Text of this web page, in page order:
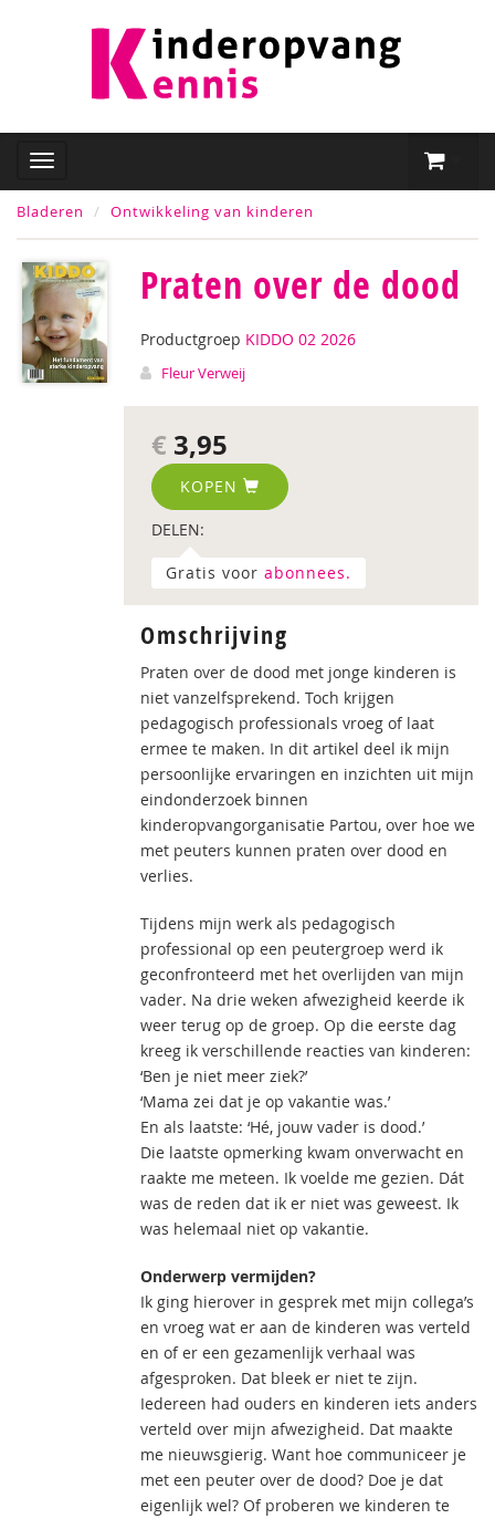
Bladeren Ontwikkeling van kinderen
Praten over de dood
Productgroep KIDDO 02 2026
Fleur Verweij
€ 3,95
KOPEN
DELEN:
Gratis voor abonnees.
Omschrijving
Praten over de dood met jonge kinderen is
niet vanzelfsprekend. Toch krijgen
pedagogisch professionals vroeg of laat
ermee te maken. In dit artikel deel ik mijn
persoonlijke ervaringen en inzichten uit mijn
eindonderzoek binnen
kinderopvangorganisatie Partou, over hoe we
met peuters kunnen praten over dood en
verlies.
Tijdens mijn werk als pedagogisch
professional op een peutergroep werd ik
geconfronteerd met het overlijden van mijn
vader. Na drie weken afwezigheid keerde ik
weer terug op de groep. Op die eerste dag
kreeg ik verschillende reacties van kinderen:
‘Ben je niet meer ziek?’
‘Mama zei dat je op vakantie was.’
En als laatste: ‘Hé, jouw vader is dood.’
Die laatste opmerking kwam onverwacht en
raakte me meteen. Ik voelde me gezien. Dát
was de reden dat ik er niet was geweest. Ik
was helemaal niet op vakantie.
Onderwerp vermijden?
Ik ging hierover in gesprek met mijn collega’s
en vroeg wat er aan de kinderen was verteld
en of er een gezamenlijk verhaal was
afgesproken. Dat bleek er niet te zijn.
Iedereen had ouders en kinderen iets anders
verteld over mijn afwezigheid. Dat maakte
me nieuwsgierig. Want hoe communiceer je
met een peuter over de dood? Doe je dat
eigenlijk wel? Of proberen we kinderen te